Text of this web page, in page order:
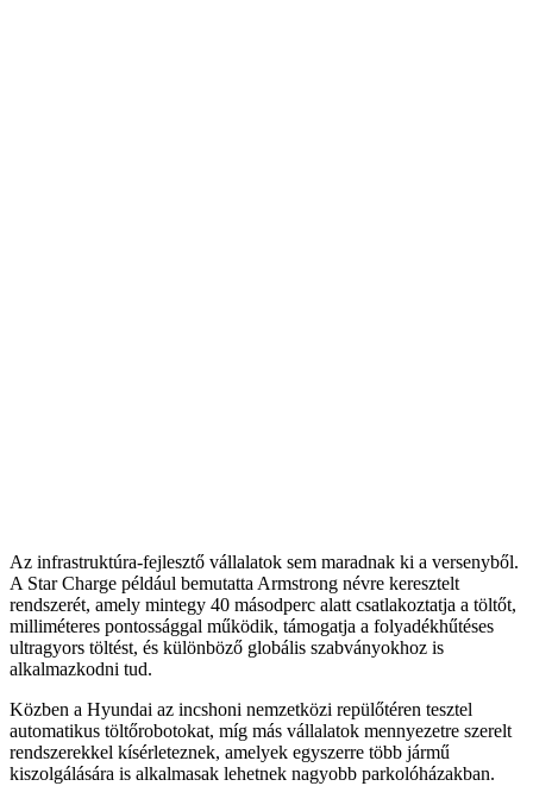
Az infrastruktúra-fejlesztő vállalatok sem maradnak ki a versenyből.
A Star Charge például bemutatta Armstrong névre keresztelt
rendszerét, amely mintegy 40 másodperc alatt csatlakoztatja a töltőt,
milliméteres pontossággal működik, támogatja a folyadékhűtéses
ultragyors töltést, és különböző globális szabványokhoz is
alkalmazkodni tud.
Közben a Hyundai az incshoni nemzetközi repülőtéren tesztel
automatikus töltőrobotokat, míg más vállalatok mennyezetre szerelt
rendszerekkel kísérleteznek, amelyek egyszerre több jármű
kiszolgálására is alkalmasak lehetnek nagyobb parkolóházakban.